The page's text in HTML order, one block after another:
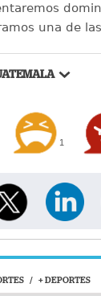
una de
1
/ + DEPORTES